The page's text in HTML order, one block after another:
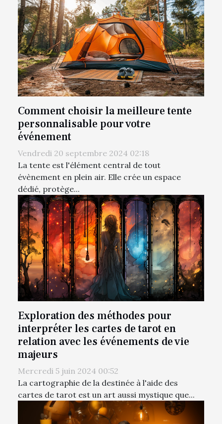
Comment choisir la meilleure tente
personnalisable pour votre
événement
Vendredi 20 septembre 2024 02:18
La tente est l'élément central de tout
évènement en plein air. Elle crée un espace
dédié, protège...
Exploration des méthodes pour
interpréter les cartes de tarot en
relation avec les événements de vie
majeurs
Mercredi 5 juin 2024 00:52
La cartographie de la destinée à l'aide des
cartes de tarot est un art aussi mystique que...